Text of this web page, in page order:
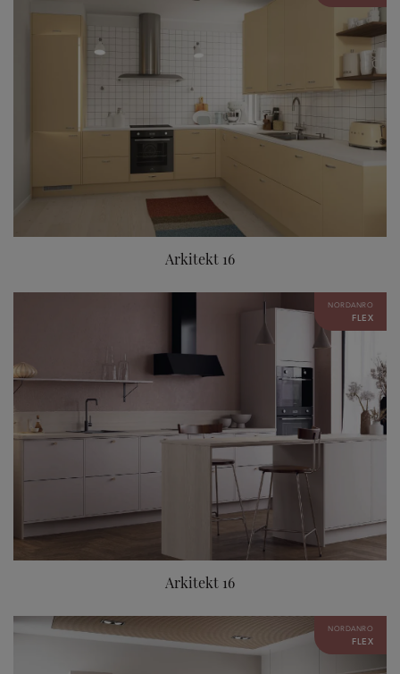
Arkitekt 16
NORDANRO
FLEX
Arkitekt 16
NORDANRO
FLEX